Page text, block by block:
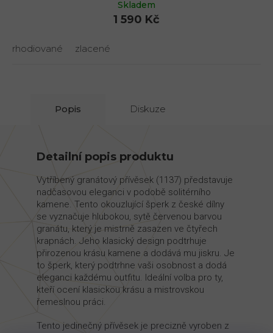
Skladem
1 590 Kč
rhodiované zlacené
Popis Diskuze
Detailní popis produktu
Vytříbený granátový přívěsek (1137) představuje
nadčasovou eleganci v podobě solitérního
kamene. Tento okouzlující šperk z české dílny
se vyznačuje hlubokou, sytě červenou barvou
granátu, který je mistrně zasazen ve čtyřech
krapnách. Jeho klasický design podtrhuje
přirozenou krásu kamene a dodává mu jiskru. Je
to šperk, který podtrhne vaši osobnost a dodá
eleganci každému outfitu. Ideální volba pro ty,
kteří ocení klasickou krásu a mistrovskou
řemeslnou práci.
Tento jedinečný přívěsek je precizně vyroben z